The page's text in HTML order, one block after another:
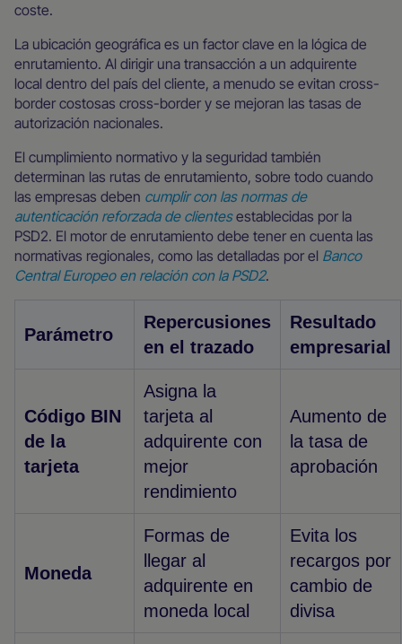
coste.
La ubicación geográfica es un factor clave en la lógica de
enrutamiento. Al dirigir una transacción a un adquirente
local dentro del país del cliente, a menudo se evitan cross-
border costosas cross-border y se mejoran las tasas de
autorización nacionales.
El cumplimiento normativo y la seguridad también
determinan las rutas de enrutamiento, sobre todo cuando
las empresas deben cumplir con las normas de
autenticación reforzada de clientesestablecidas por la
PSD2. El motor de enrutamiento debe tener en cuenta las
normativas regionales, como las detalladas por el Banco
Central Europeo en relación con la PSD2.
Parámetro
Repercusiones
en el trazado
Resultado
empresarial
Código BIN
de la
tarjeta
Asigna la
tarjeta al
adquirente con
mejor
rendimiento
Aumento de
la tasa de
aprobación
Moneda
Formas de
llegar al
adquirente en
moneda local
Evita los
recargos por
cambio de
divisa